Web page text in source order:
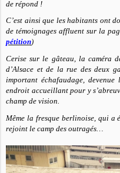
de répond !
C’est ainsi que les habitants ont
de témoignages affluent sur la
pétition)
Cerise sur le gâteau, la caméra
d’Alsace et de la rue des deux
important échafaudage,
endroit accueillant pour y
champ de vision.
Même la fresque berlinoise, qui a
rejoint le camp des outragés…